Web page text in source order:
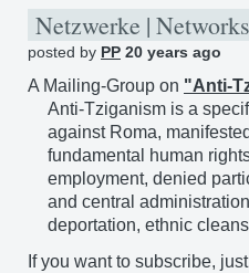
Netzwerke |
posted by PP 20 years ago
A Mailing-Group on "Anti-
Anti-Tziganism is a
against Roma,
fundamental human
employment, denied
and central
deportation, ethnic
If you want to subscribe,